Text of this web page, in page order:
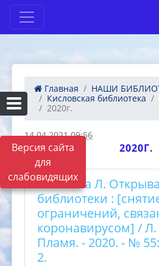
Версия сайта
для
слабовидящих
Главная
НАШИ
Кисловская библиотека
2020г.
14.04.2021 09:56
2020Г.
Елисеева Л.
библиотеки :
ограничений,
коронавирусом] /
Пламя. - 2020. - №
2.